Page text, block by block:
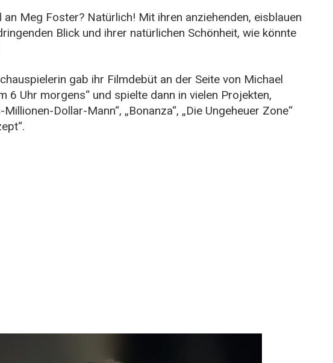
an Meg Foster? Natürlich! Mit ihren anziehenden, eisblauen
Blick und ihrer natürlichen Schönheit, wie könnte
gab ihr Filmdebüt an der Seite von Michael
6 Uhr morgens“ und spielte dann in vielen Projekten,
Dollar-Mann“, „Bonanza“, „Die Ungeheuer Zone“